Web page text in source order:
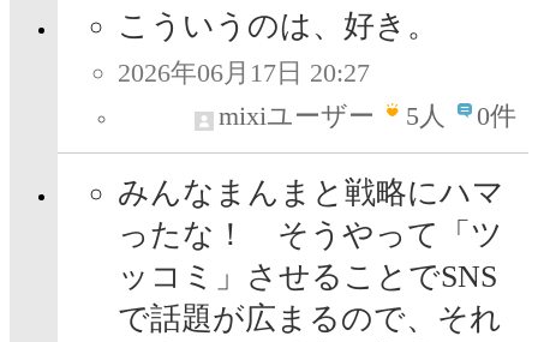
こういうのは、好き。
2026年06月17日 20:27
mixiユーザー
5人 0件
みんなまんまと戦略にハマ
ったな！ そうやって「ツ
ッコミ」させることでSNS
で話題が広まるので、それ